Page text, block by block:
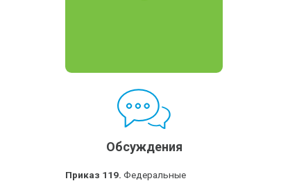
Обсуждения
Приказ 119. Федеральные